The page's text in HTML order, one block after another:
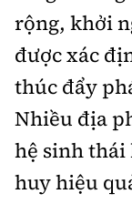
rộng, khởi
được xác
thúc đẩy
Nhiều địa
hệ sinh
huy hiệu